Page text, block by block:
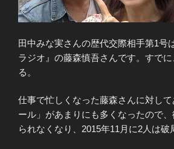
田中みな実さんの歴代交際相手第1号
ラジオ』の藤森慎吾さんです。すで
る。
仕事で忙しくなった藤森さんに対し
ール」があまりにも多くなったので、
られなくなり、2015年11月に2人は破